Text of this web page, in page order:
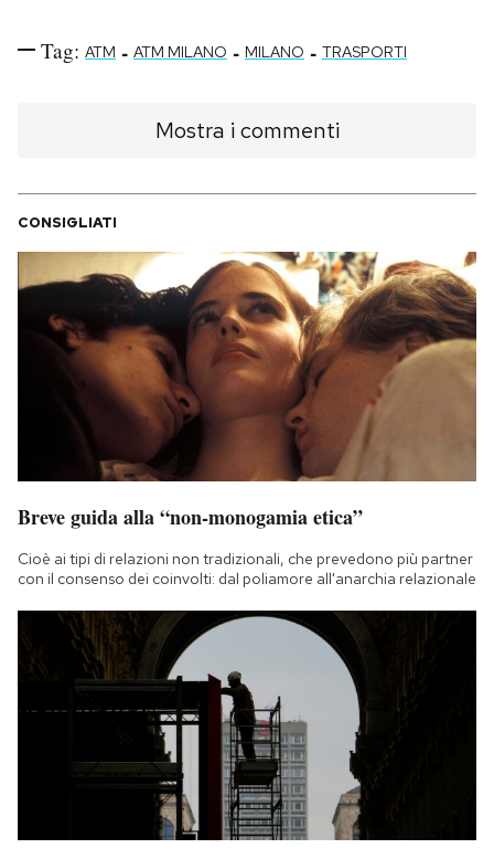
Tag: ATM - ATM MILANO - MILANO - TRASPORTI
Mostra i commenti
CONSIGLIATI
Breve guida alla “non-monogamia etica”
Cioè ai tipi di relazioni non tradizionali, che prevedono più partner
con il consenso dei coinvolti: dal poliamore all'anarchia relazionale